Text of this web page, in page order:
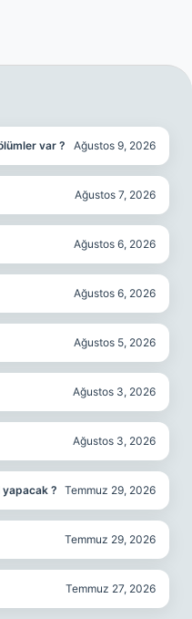
var ? Ağustos 9, 2026
Ağustos 7, 2026
Ağustos 6, 2026
Ağustos 6, 2026
Ağustos 5, 2026
Ağustos 3, 2026
Ağustos 3, 2026
yapacak ? Temmuz 29, 2026
Temmuz 29, 2026
Temmuz 27, 2026